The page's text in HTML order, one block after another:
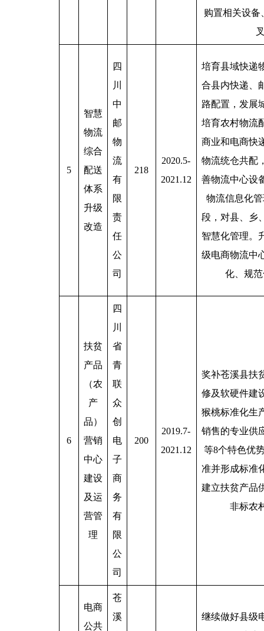
购置相关设备
5
智慧
物流
综合
配送
体系
升级
改造
四
川
中
邮
物
流
有
限
责
任
公
司
218
2020.5-
2021.12
培育县域快递
合县内快递、
路配置，发展
培育农村物流
商业和电商快
物流统仓共配
善物流中心设
物流信息化
段，对县、乡
智慧化管理。
级电商物流中
化、规
6
扶贫
产品
（农
产
品）
营销
中心
建设
及运
营管
理
四
川
省
青
联
众
创
电
子
商
务
有
限
公
司
200
2019.7-
2021.12
奖补苍溪县扶
修及软硬件建
猴桃标准化生
销售的专业供
等8个特色优
准并形成标准
建立扶贫产品
非标农
电商
公共
苍
溪
继续做好县级